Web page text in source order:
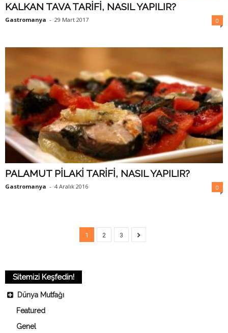
KALKAN TAVA TARİFİ, NASIL YAPILIR?
Gastromanya - 29 Mart 2017 0
PALAMUT PİLAKİ TARİFİ, NASIL YAPILIR?
Gastromanya - 4 Aralık 2016 0
1 2 3
Sitemizi Keşfedin!
Dünya Mutfağı
Featured
Genel